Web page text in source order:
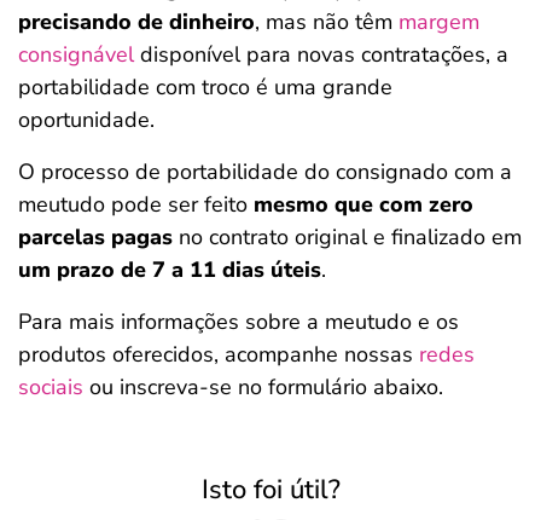
precisando de dinheiro, mas não têm margem
consignáveldisponível para novas contratações, a
portabilidade com troco é uma grande
oportunidade.
O processo de portabilidade do consignado com a
meutudo pode ser feito mesmo que com zero
parcelas pagas no contrato original e finalizado em
um prazo de 7 a 11 dias úteis.
Para mais informações sobre a meutudo e os
produtos oferecidos, acompanhe nossas redes
sociais ou inscreva-se no formulário abaixo.
Isto foi útil?